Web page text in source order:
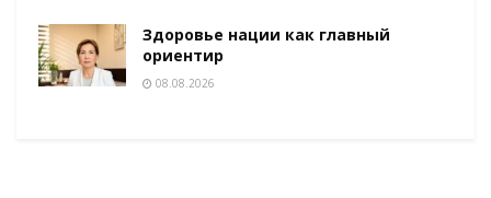
Здоровье нации как главный
ориентир
08.08.2026